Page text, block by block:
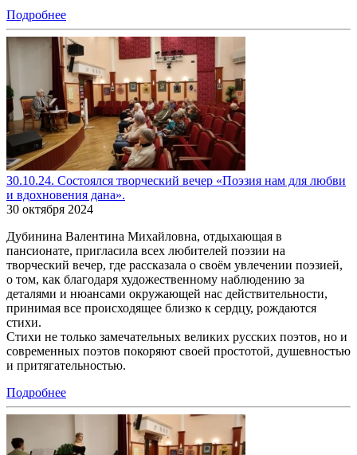
Подробнее
30.10.24. Состоялся творческий вечер «Поэзия нам для любви
и вдохновения дана».
30 октября 2024
Дубинина Валентина Михайловна, отдыхающая в
пансионате, пригласила всех любителей поэзии на
творческий вечер, где рассказала о своём увлечении поэзией,
о том, как благодаря художественному наблюдению за
деталями и нюансами окружающей нас действительности,
принимая все происходящее близко к сердцу, рождаются
стихи.
Стихи не только замечательных великих русских поэтов, но и
современных поэтов покоряют своей простотой, душевностью
и притягательностью.
Подробнее